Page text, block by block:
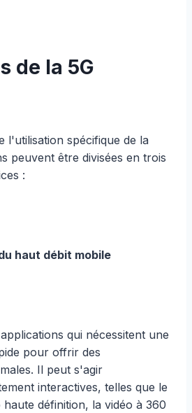
de la 5G
l'utilisation spécifique de la
peuvent être divisées en trois
:
haut débit mobile
qui nécessitent une
pour offrir des
Il peut s'agir
interactives, telles que le
définition, la vidéo à 360